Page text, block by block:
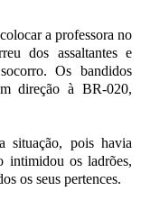
a professora no
dos assaltantes e
Os bandidos
direção à BR-020,
situação, pois havia
intimidou os ladrões,
os seus pertences.